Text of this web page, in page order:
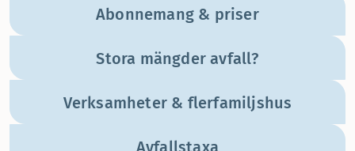
Abonnemang & priser
Stora mängder avfall?
Verksamheter & flerfamiljshus
Avfallstaxa